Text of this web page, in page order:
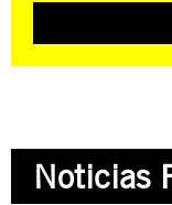
Noticias